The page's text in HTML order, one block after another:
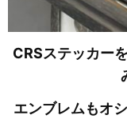
CRSステッカー
エンブレムもオ